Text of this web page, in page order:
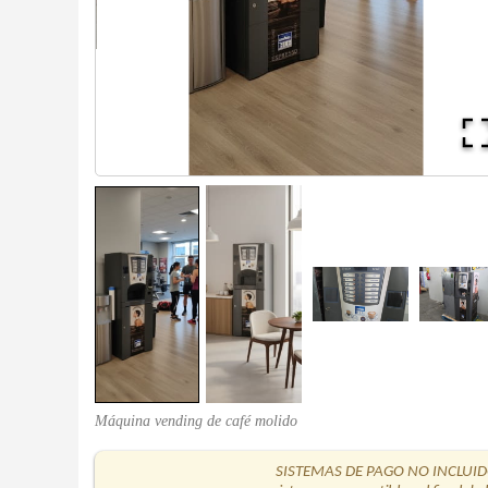
Máquina vending de café molido
SISTEMAS DE PAGO NO